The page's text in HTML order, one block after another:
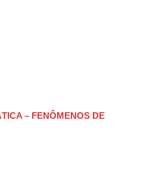
– FENÔMENOS DE